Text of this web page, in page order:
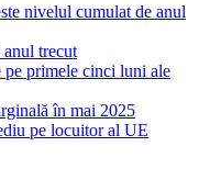
nivelul cumulat de anul
trecut
pe primele cinci luni ale
în mai 2025
pe locuitor al UE